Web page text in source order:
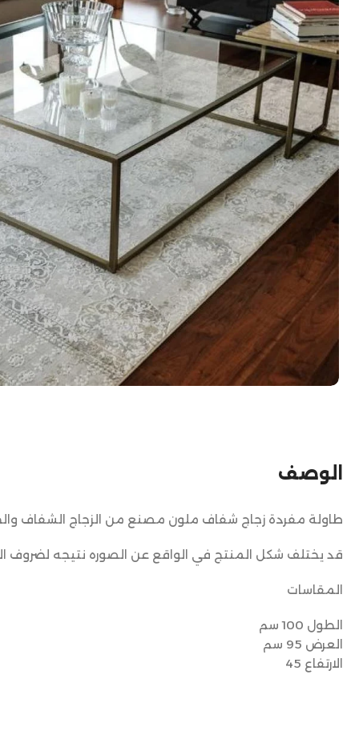
الوصف
طاولة مفردة زجاج شفاف ملون مصنع من الزجاج الشفاف
قد يختلف شكل المنتج في الواقع عن الصوره نتيجه لضروف
المقاسات
الطول 100 سم
العرض 95 سم
الارتفاع 45